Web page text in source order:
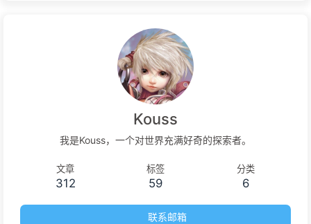
Kouss
我是Kouss，一个对世界充满好奇的探索者。
文章
312
标签
59
分类
6
联系邮箱